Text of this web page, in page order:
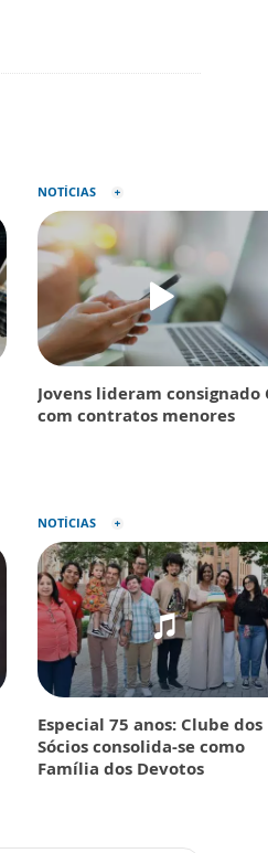
NOTÍCIAS
Jovens lideram consignado
com contratos menores
NOTÍCIAS
Especial 75 anos: Clube dos
Sócios consolida-se como
Família dos Devotos